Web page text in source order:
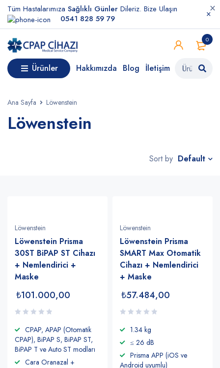
Tüm Hastalarımıza Sağlıklı Günler Dileriz. Bize Ulaşın
0541 828 59 79
0
Ürünler Hakkımızda Blog İletişim
Ana Sayfa Löwenstein
Löwenstein
Sort by Default
Löwenstein
Löwenstein Prisma
30ST BiPAP ST Cihazı
+ Nemlendirici +
Maske
₺101.000,00
CPAP, APAP (Otomatik
CPAP), BiPAP S, BiPAP ST,
BiPAP T ve Auto ST modları
Cara Oranazal +
Löwenstein
Löwenstein Prisma
SMART Max Otomatik
Cihazı + Nemlendirici
+ Maske
₺57.484,00
1.34 kg
≤ 26 dB
Prisma APP (iOS ve
Android uyumlu)